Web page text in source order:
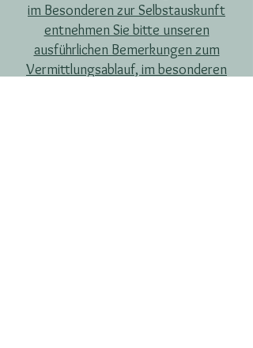
im Besonderen zur Selbstauskunft
entnehmen Sie bitte unseren
ausführlichen Bemerkungen zum
Vermittlungsablauf, im besonderen